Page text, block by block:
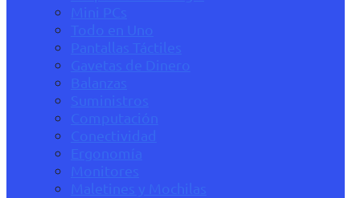
Mini PCs
Todo en Uno
Pantallas Táctiles
Gavetas de Dinero
Balanzas
Suministros
Computación
Conectividad
Ergonomía
Monitores
Maletines y Mochilas